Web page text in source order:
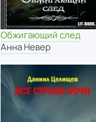
Обжигающий след
Анна Невер